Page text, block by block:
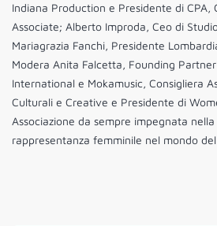
Indiana Production e Presidente di CPA,
Associate; Alberto Improda, Ceo di
Mariagrazia Fanchi, Presidente
Modera Anita Falcetta, Founding
International e Mokamusic, Consigliera
Culturali e Creative e Presidente di
Associazione da sempre impegnata
rappresentanza femminile nel mondo